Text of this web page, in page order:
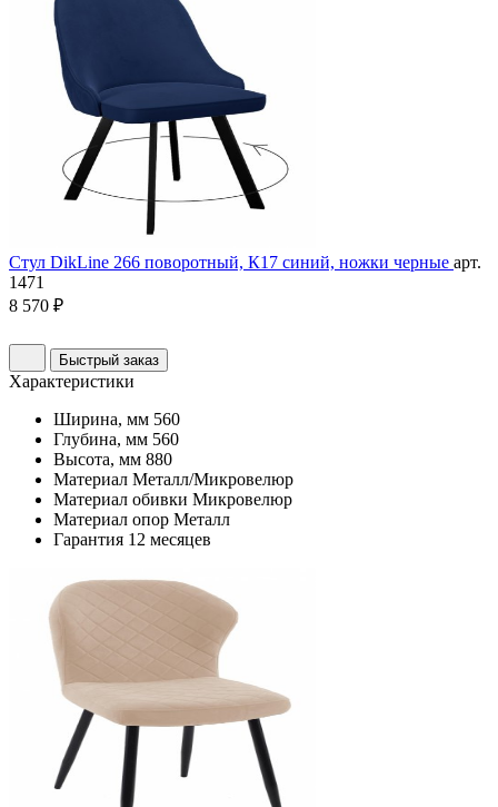
Стул DikLine 266 поворотный, К17 синий, ножки черные арт.
1471
8 570 ₽
Быстрый заказ
Характеристики
Ширина, мм 560
Глубина, мм 560
Высота, мм 880
Материал Металл/Микровелюр
Материал обивки Микровелюр
Материал опор Металл
Гарантия 12 месяцев